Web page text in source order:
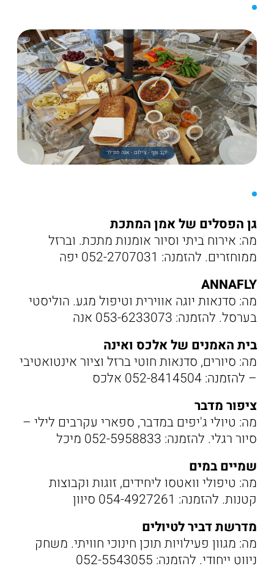
יקב צוף - צילום - אנה סנדלר
גן הפסלים של אמן המתכת
מה: אירוח ביתי וסיור אומנות מתכת. וברזל
ממוחזרים. להזמנה: 052-2707031 יפה
ANNAFLY
מה: סדנאות יוגה אווירית וטיפול מגע. הוליסטי
בערסל. להזמנה: 053-6233073 אנה
בית האמנים של אלכס ואינה
מה: סיורים, סדנאות חוטי ברזל וציור אינטואטיבי
– להזמנה: 052-8414504 אלכס
ציפור מדבר
מה: טיולי ג'יפים במדבר, ספארי עקרבים לילי –
סיור רגלי. להזמנה: 052-5958833 מיכל
שמיים במים
מה: טיפולי וואטסו ליחידים, זוגות וקבוצות
קטנות. להזמנה: 054-4927261 סיוון
מדרשת דביר לטיולים
מה: מגוון פעילויות תוכן חינוכי חוויתי. משחק
ניווט ייחודי. להזמנה: 052-5543055